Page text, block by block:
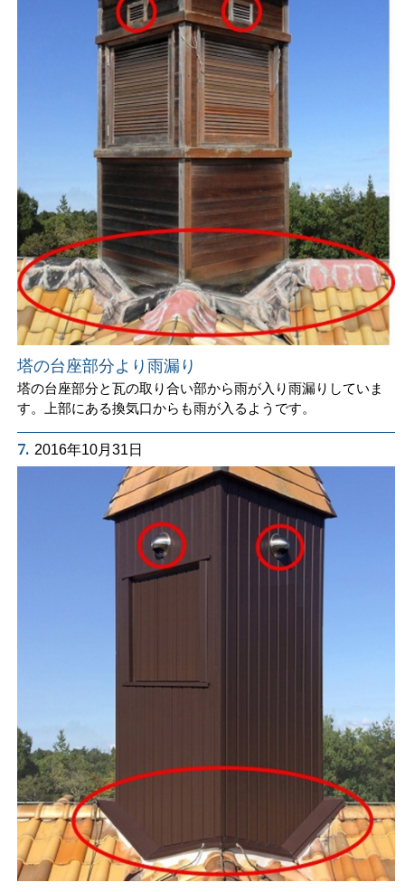
塔の台座部分より雨漏り
塔の台座部分と瓦の取り合い部から雨が入り雨漏りしていま
す。上部にある換気口からも雨が入るようです。
7. 2016年10月31日